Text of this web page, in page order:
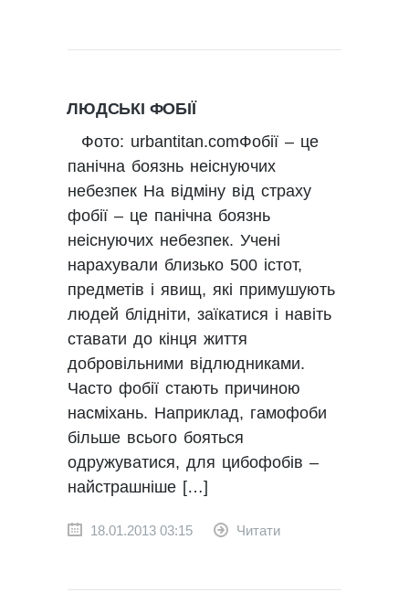
ЛЮДСЬКІ ФОБІЇ
Фото: urbantitan.comФобії – це
панічна боязнь неіснуючих
небезпек На відміну від страху
фобії – це панічна боязнь
неіснуючих небезпек. Учені
нарахували близько 500 істот,
предметів і явищ, які примушують
людей блідніти, заїкатися і навіть
ставати до кінця життя
добровільними відлюдниками.
Часто фобії стають причиною
насміхань. Наприклад, гамофоби
більше всього бояться
одружуватися, для цибофобів –
найстрашніше […]
18.01.2013 03:15 Читати